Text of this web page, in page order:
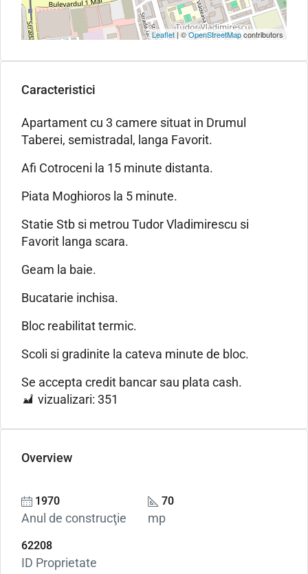
Leaflet| ©OpenStreetMapcontributors
Caracteristici
Apartament cu 3 camere situat in Drumul
Taberei, semistradal, langa Favorit.
Afi Cotroceni la 15 minute distanta.
Piata Moghioros la 5 minute.
Statie Stb si metrou Tudor Vladimirescu si
Favorit langa scara.
Geam la baie.
Bucatarie inchisa.
Bloc reabilitat termic.
Scoli si gradinite la cateva minute de bloc.
Se accepta credit bancar sau plata cash.
vizualizari: 351
Overview
1970
Anul de construcţie
70
mp
62208
ID Proprietate